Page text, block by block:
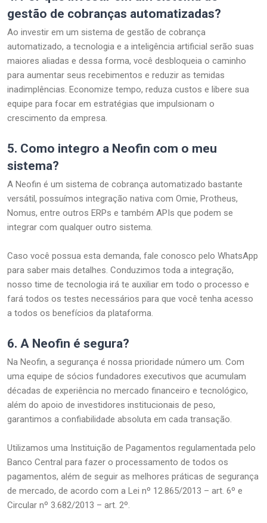
gestão de cobranças automatizadas?
Ao investir em um sistema de gestão de cobrança
automatizado, a tecnologia e a inteligência artificial serão suas
maiores aliadas e dessa forma, você desbloqueia o caminho
para aumentar seus recebimentos e reduzir as temidas
inadimplências. Economize tempo, reduza custos e libere sua
equipe para focar em estratégias que impulsionam o
crescimento da empresa.
5. Como integro a Neofin com o meu
sistema?
A Neofin é um sistema de cobrança automatizado bastante
versátil, possuímos integração nativa com Omie, Protheus,
Nomus, entre outros ERPs e também APIs que podem se
integrar com qualquer outro sistema.
Caso você possua esta demanda, fale conosco pelo WhatsApp
para saber mais detalhes. Conduzimos toda a integração,
nosso time de tecnologia irá te auxiliar em todo o processo e
fará todos os testes necessários para que você tenha acesso
a todos os benefícios da plataforma.
6. A Neofin é segura?
Na Neofin, a segurança é nossa prioridade número um. Com
uma equipe de sócios fundadores executivos que acumulam
décadas de experiência no mercado financeiro e tecnológico,
além do apoio de investidores institucionais de peso,
garantimos a confiabilidade absoluta em cada transação.
Utilizamos uma Instituição de Pagamentos regulamentada pelo
Banco Central para fazer o processamento de todos os
pagamentos, além de seguir as melhores práticas de segurança
de mercado, de acordo com a Lei nº 12.865/2013 – art. 6º e
Circular nº 3.682/2013 – art. 2º.